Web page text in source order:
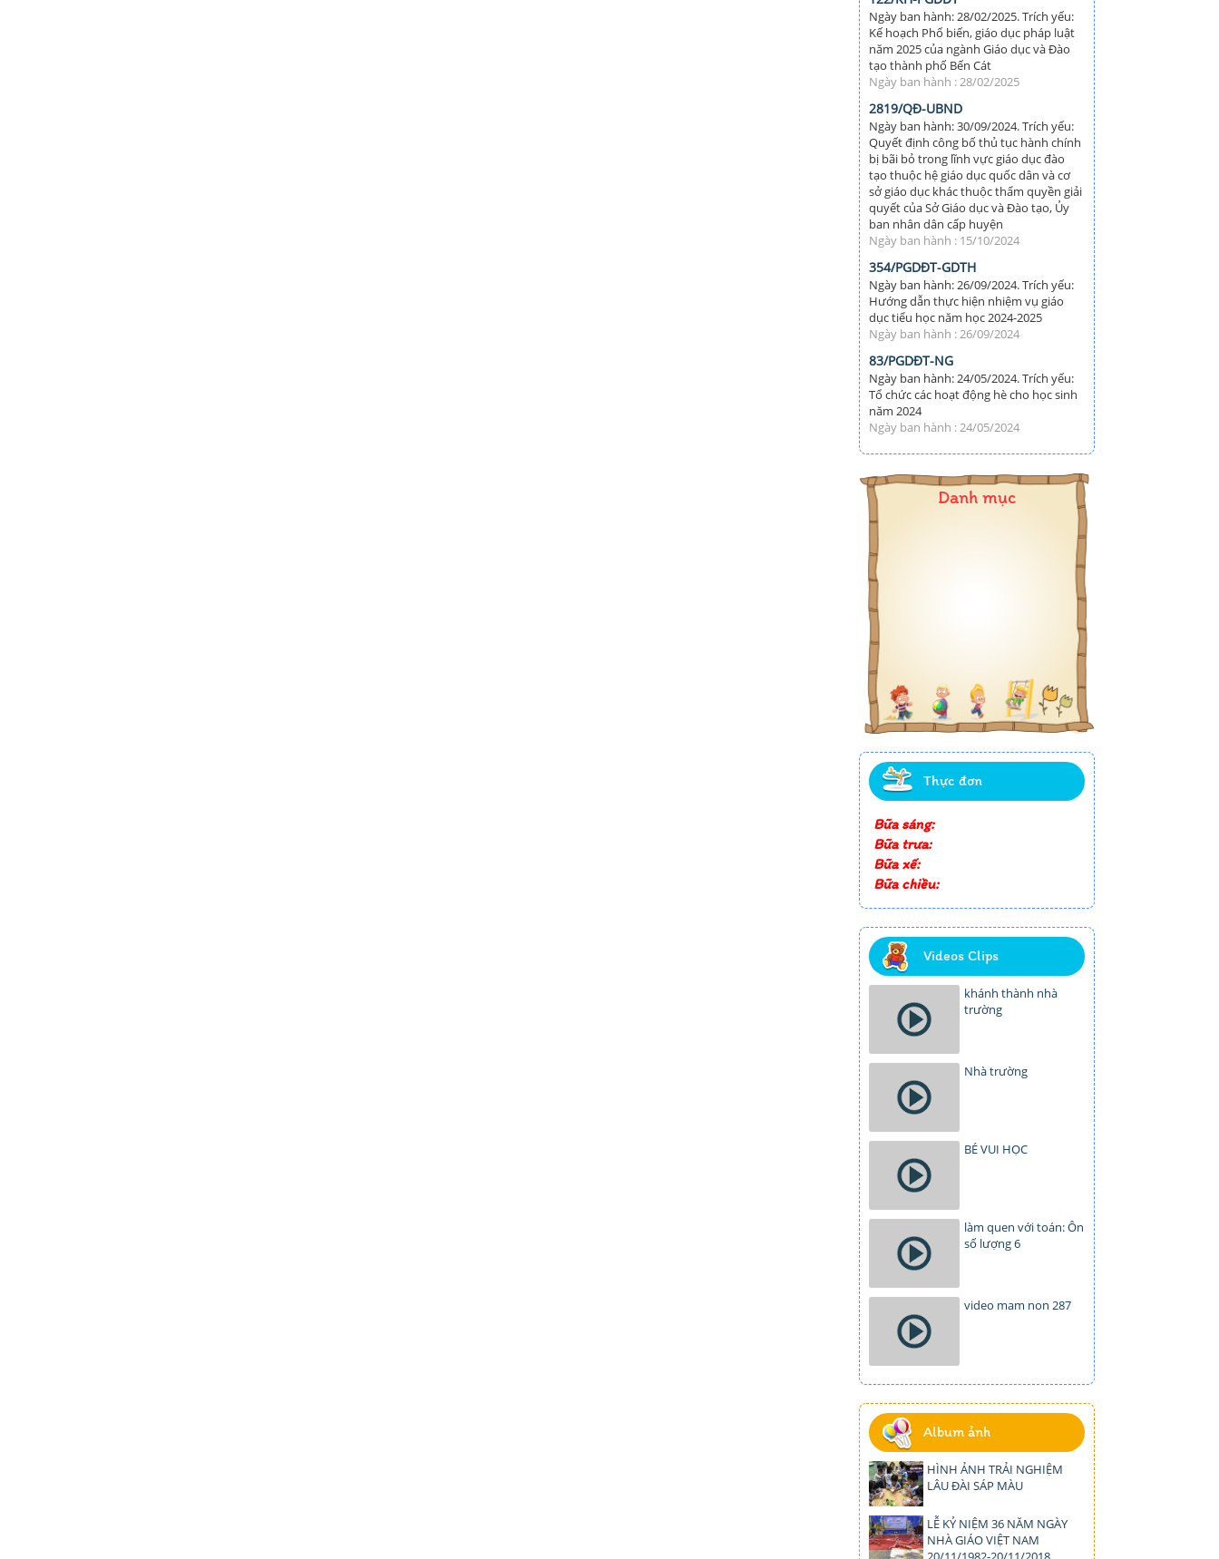
Ngày ban hành: 28/02/2025. Trích yếu:
Kế hoạch Phổ biến, giáo dục pháp luật
năm 2025 của ngành Giáo dục và Đào
tạo thành phố Bến Cát
Ngày ban hành : 28/02/2025
2819/QĐ-UBND
Ngày ban hành: 30/09/2024. Trích yếu:
Quyết định công bố thủ tục hành chính
bị bãi bỏ trong lĩnh vực giáo dục đào
tạo thuộc hệ giáo dục quốc dân và cơ
sở giáo dục khác thuộc thẩm quyền giải
quyết của Sở Giáo dục và Đào tạo, Ủy
ban nhân dân cấp huyện
Ngày ban hành : 15/10/2024
354/PGDĐT-GDTH
Ngày ban hành: 26/09/2024. Trích yếu:
Hướng dẫn thực hiện nhiệm vụ giáo
dục tiểu học năm học 2024-2025
Ngày ban hành : 26/09/2024
83/PGDĐT-NG
Ngày ban hành: 24/05/2024. Trích yếu:
Tổ chức các hoạt động hè cho học sinh
năm 2024
Ngày ban hành : 24/05/2024
Danh mục
Thực đơn
Bữa sáng:
Bữa trưa:
Bữa xế:
Bữa chiều:
Videos Clips
khánh thành nhà
trường
Nhà trường
BÉ VUI HỌC
làm quen với toán: Ôn
số lượng 6
video mam non 287
Album ảnh
HÌNH ẢNH TRẢI NGHIỆM
LÂU ĐÀI SÁP MÀU
LỄ KỶ NIỆM 36 NĂM NGÀY
NHÀ GIÁO VIỆT NAM